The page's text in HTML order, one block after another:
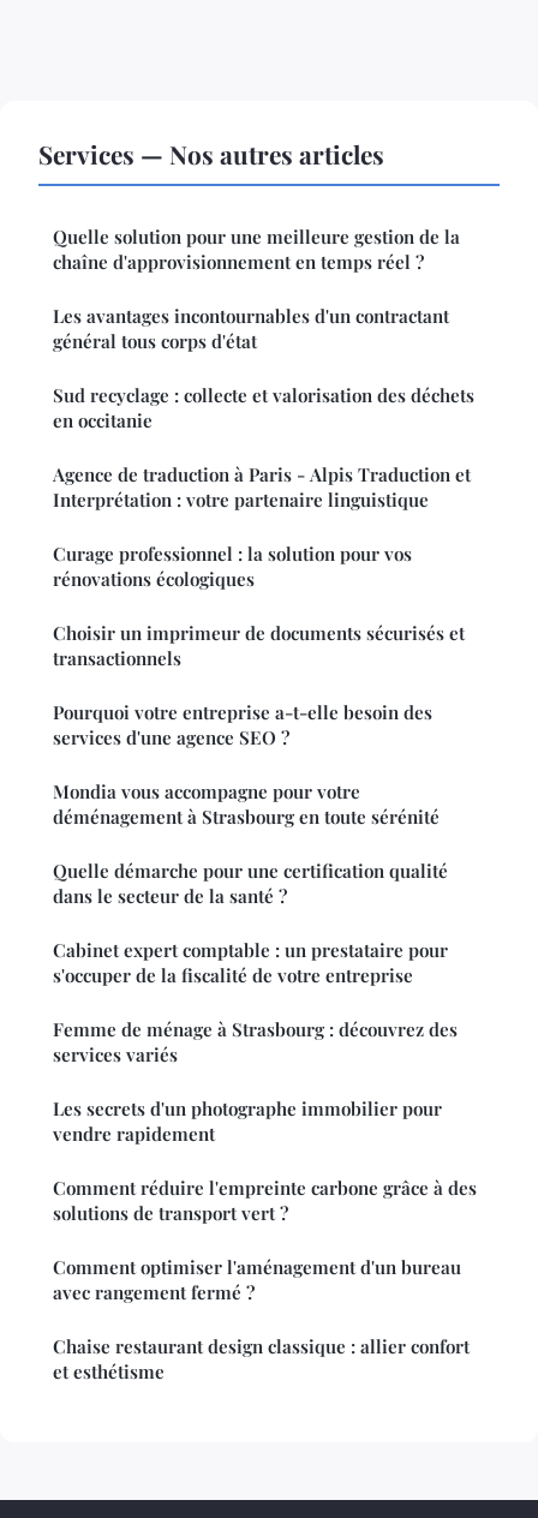
Services — Nos autres articles
Quelle solution pour une meilleure gestion de la
chaîne d'approvisionnement en temps réel ?
Les avantages incontournables d'un contractant
général tous corps d'état
Sud recyclage : collecte et valorisation des déchets
en occitanie
Agence de traduction à Paris - Alpis Traduction et
Interprétation : votre partenaire linguistique
Curage professionnel : la solution pour vos
rénovations écologiques
Choisir un imprimeur de documents sécurisés et
transactionnels
Pourquoi votre entreprise a-t-elle besoin des
services d'une agence SEO ?
Mondia vous accompagne pour votre
déménagement à Strasbourg en toute sérénité
Quelle démarche pour une certification qualité
dans le secteur de la santé ?
Cabinet expert comptable : un prestataire pour
s'occuper de la fiscalité de votre entreprise
Femme de ménage à Strasbourg : découvrez des
services variés
Les secrets d'un photographe immobilier pour
vendre rapidement
Comment réduire l'empreinte carbone grâce à des
solutions de transport vert ?
Comment optimiser l'aménagement d'un bureau
avec rangement fermé ?
Chaise restaurant design classique : allier confort
et esthétisme